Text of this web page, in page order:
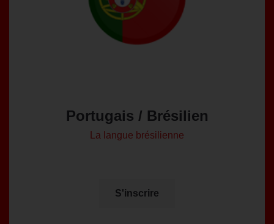
Portugais / Brésilien
La langue brésilienne
S'inscrire